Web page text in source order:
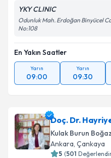
YKY CLINIC
Odunluk Mah. Erdoğan Binyücel
No:108
En Yakın Saatler
Yarın
09:00
Yarın
09:30
Doç. Dr.
Kulak Burun
Ankara, Çankaya
5 (501